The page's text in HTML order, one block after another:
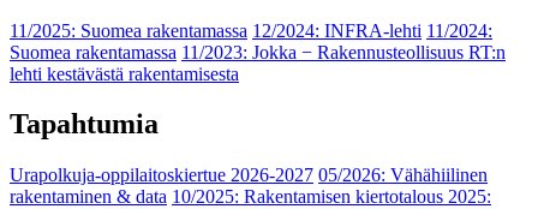
11/2025: Suomea rakentamassa 12/2024: INFRA-lehti 11/2024:
Suomea rakentamassa 11/2023: Jokka − Rakennusteollisuus RT:n
lehti kestävästä rakentamisesta
Tapahtumia
Urapolkuja-oppilaitoskiertue 2026-2027 05/2026: Vähähiilinen
rakentaminen & data 10/2025: Rakentamisen kiertotalous 2025: